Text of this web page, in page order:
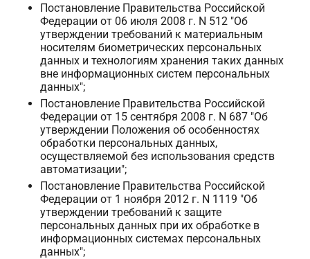
Постановление Правительства Российской
Федерации от 06 июля 2008 г. N 512 "Об
утверждении требований к материальным
носителям биометрических персональных
данных и технологиям хранения таких данных
вне информационных систем персональных
данных";
Постановление Правительства Российской
Федерации от 15 сентября 2008 г. N 687 "Об
утверждении Положения об особенностях
обработки персональных данных,
осуществляемой без использования средств
автоматизации";
Постановление Правительства Российской
Федерации от 1 ноября 2012 г. N 1119 "Об
утверждении требований к защите
персональных данных при их обработке в
информационных системах персональных
данных";